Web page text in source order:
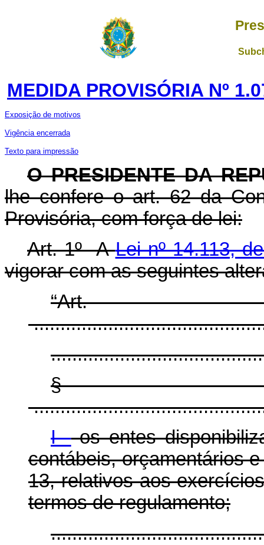
MEDIDA PROVISÓRIA Nº
Exposição de motivos
Vigência encerrada
Texto para impressão
O PRESIDENTE DA
lhe confere o art. 62 da
Provisória, com força de lei:
Art. 1º ALei nº 14.113,
vigorar com as seguintes
§
I -os entes
contábeis, orçamentários
13, relativos aos
termos de regulamento;